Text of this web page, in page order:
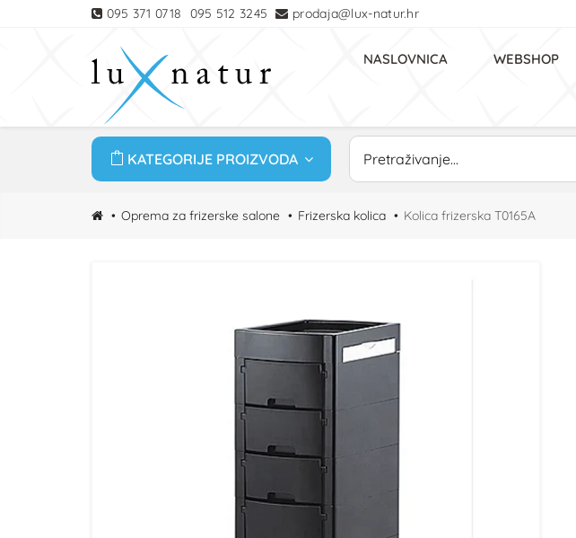
095 371 0718 095 512 3245 prodaja@lux-natur.hr
NASLOVNICA WEBSHOP
KATEGORIJE PROIZVODA
Oprema za frizerske salone Frizerska kolica Kolica frizerska T0165A